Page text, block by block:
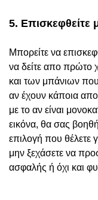
5. Επισκεφθείτε
Μπορείτε να
να δείτε απο πρώτο
και των μπάνιων
αν έχουν κάποια
με το αν είναι
εικόνα, θα σας
επιλογή που θέλετε
μην ξεχάσετε να
ασφαλής ή όχι και